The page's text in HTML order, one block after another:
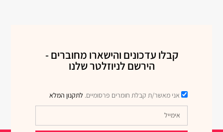
קבלו עדכונים והישארו מחוברים -
הירשם לניוזלטר שלנו
אני מאשר/ת קבלת חומרים פרסומיים. לתקנון המלא